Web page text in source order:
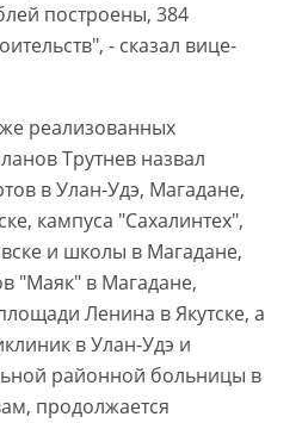
построены, 384
- сказал вице-
реализованных
Трутнев назвал
в Улан-Удэ, Магадане,
кампуса "Сахалинтех",
и школы в Магадане,
"Маяк" в Магадане,
Ленина в Якутске, а
в Улан-Удэ и
районной больницы в
продолжается